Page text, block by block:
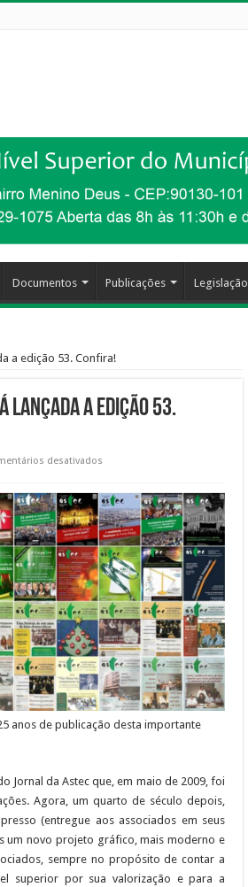
Documentos Publicações Legislação
a edição 53. Confira!
lançada a edição 53.
desativados
Astec
completa
25
anos
|
Está
lançada
a
edição
53.
Confira!
anos de publicação desta importante
Jornal da Astec que, em maio de 2009, foi
Agora, um quarto de século depois,
(entregue aos associados em seus
um novo projeto gráfico, mais moderno e
sempre no propósito de contar a
superior por sua valorização e para a